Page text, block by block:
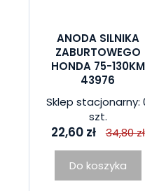
ANODA SILNIKA
ZABURTOWEGO
HONDA 75-130KM
43976
Sklep stacjonarny:
szt.
22,60 zł 34,80 zł
Do koszyka